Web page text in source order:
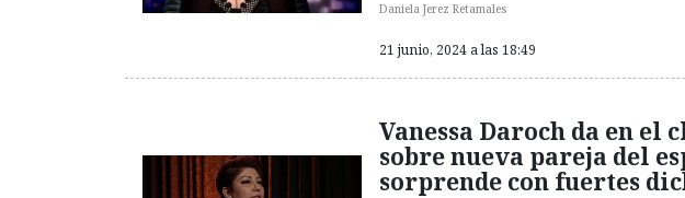
Daniela Jerez Retamales
21 junio, 2024 a las 18:49
Vanessa Daroch da en el
sobre nueva pareja del
sorprende con fuertes